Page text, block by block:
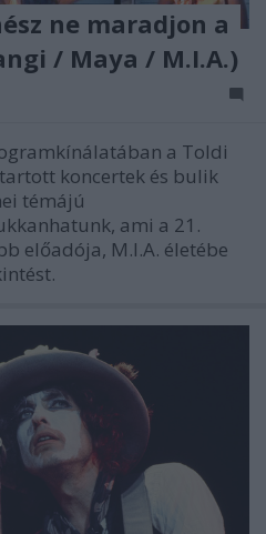
ne maradjon a
/ Maya / M.I.A.)
a Toldi
koncertek és bulik
témájú
ami a 21.
előadója, M.I.A. életébe